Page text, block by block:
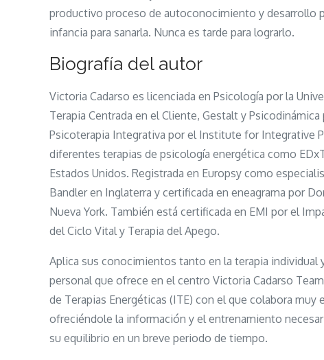
productivo proceso de autoconocimiento y desarrollo
infancia para sanarla. Nunca es tarde para lograrlo.
Biografía del autor
Victoria Cadarso es licenciada en Psicología por la
Terapia Centrada en el Cliente, Gestalt y
Psicoterapia Integrativa por el Institute for Integrative
diferentes terapias de psicología energética como
Estados Unidos. Registrada en Europsy como
Bandler en Inglaterra y certificada en eneagrama por
Nueva York. También está certificada en EMI por el
del Ciclo Vital y Terapia del Apego.
Aplica sus conocimientos tanto en la terapia
personal que ofrece en el centro Victoria Cadarso
de Terapias Energéticas (ITE) con el que colabora
ofreciéndole la información y el entrenamiento
su equilibrio en un breve periodo de tiempo.